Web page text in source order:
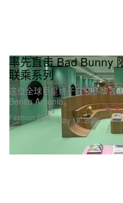
Fashion 时装
率先直击 Bad Bunny
联乘系列
这位全球巨星终于在波多黎各
Benito Antonio。
May 18, 2026